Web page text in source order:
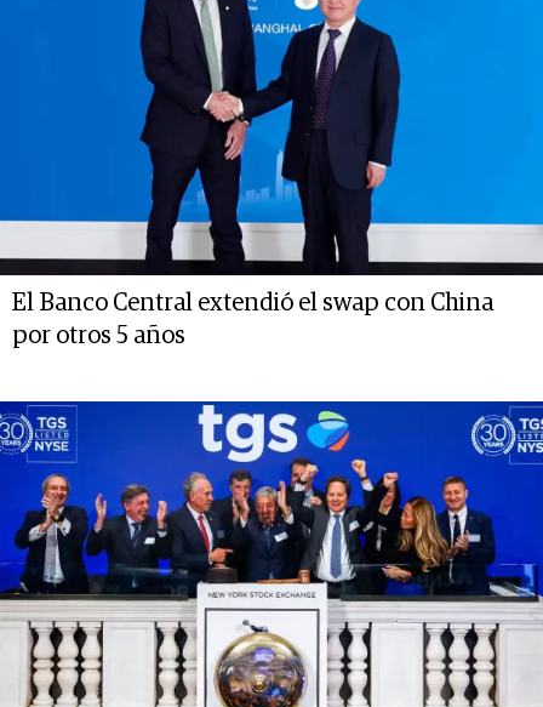
El Banco Central extendió el swap con China
por otros 5 años